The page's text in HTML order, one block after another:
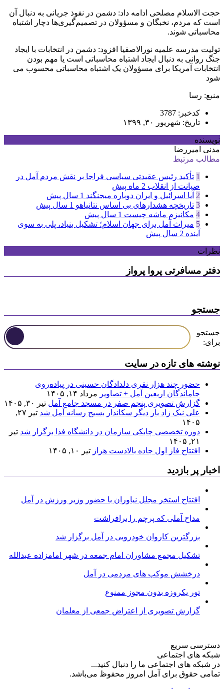
حجت الاسلام مصلحی ادامه داد: دشمن در نفوذ جریانی به دنبال آن
است که مردم، نخبگان و مسؤولان در تصمیم‌گیری‌ها دچار اشتباه
محاسباتی شوند.
تولیت مدرسه علمیه نورالاصفیا افزود: دشمن در انتخابات با ایجاد
جنگ روانی به دنبال ایجاد اشتباه محاسباتی است یا مهم بودن
انتخابات آمریکا برای مسؤولان یک اشتباه محاسباتی محسوب می
شود
منبع: رسا
کدخبر: 3787
تاریخ: شهریور ۳۰, ۱۳۹۹
نویسنده
مدنی امیررضا
مطالب مرتبط
1 تأکید رئیس عقیدتی سیاسی فراجا بر نقش مردم آمل در
صیانت از انقلاب 2 ماه پیش
2 آیا اسرائیل و ایران دوباره میجنگند 1 سال پیش
3 تاریخچه هشدارهای بی اساس نتانیاهو 1 سال پیش
4 مکانیزم ماشه چیست 1 سال پیش
5 میراث آمل برای جهان اسلام؛ تشکیل بنیاد، پلی به سوی
آینده 2 سال پیش
نظرات
دفتر مسافرتی پروا پرواز
جستجو
جستجو
برای:
نوشته های تازه در سایت
حضور چند هزار نفری دلدادگان حسینی در پیاده‌روی
جاماندگان اربعین آمل + تصاویر مرداد ۱۴, ۱۴۰۵
گزارش تصویری پنجم صفر در مسجد جامع آمل تیر ۳۰, ۱۴۰۵
علی نیک زاد بار دیگر سکاندار بسیج رسانه آمل شد
تیر ۲۷,
۱۴۰۵
دوره تخصصی چابکی سازمان در دانشگاه فذا برگزار شد تیر
۲۱, ۱۴۰۵
افتتاح فاز اول جاده بالادست هراز تیر ۱۰, ۱۴۰۵
اخبار پر بازدید
افتتاح استخر مجلل نیاوران با حضور وزیر ورزش در آمل
مداح آملی که پرچم را برافراشت
بزرگترین کاروان خودرویی در آمل برگزار شد
تشکیل مجمع مشاوران امام جمعه در شهر امامزاده عبدالله
درخشش موکب های مردمی در آمل
تور یکروزه بدون مجوز ممنوع
گزارش تصویری از اعتراض جمعی از معلمان
دسترسی سریع
شبکه های اجتماعی
در شبکه های اجتماعی ما را دنبال کنید...
تمامی حقوق برای آمل امروز محفوظ می‌باشد.